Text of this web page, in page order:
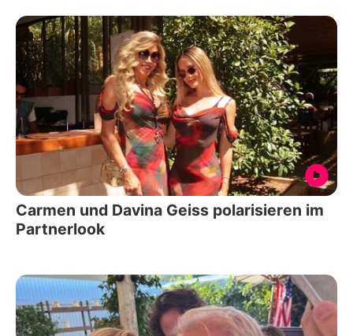
Carmen und Davina Geiss polarisieren im
Partnerlook